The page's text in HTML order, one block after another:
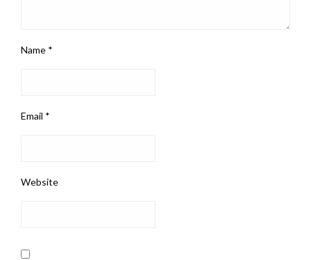
Name *
Email *
Website